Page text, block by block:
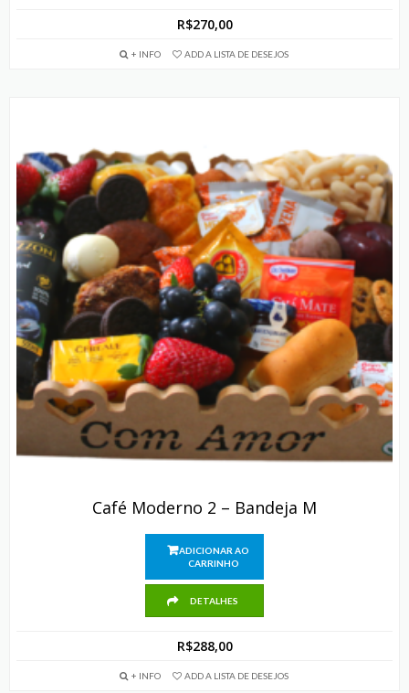
R$270,00
+ INFO ADD A LISTA DE DESEJOS
Café Moderno 2 – Bandeja M
ADICIONAR AO
CARRINHO
DETALHES
R$288,00
+ INFO ADD A LISTA DE DESEJOS